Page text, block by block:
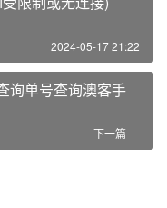
2024-05-17 21:22
询单号查询澳客手
下一篇